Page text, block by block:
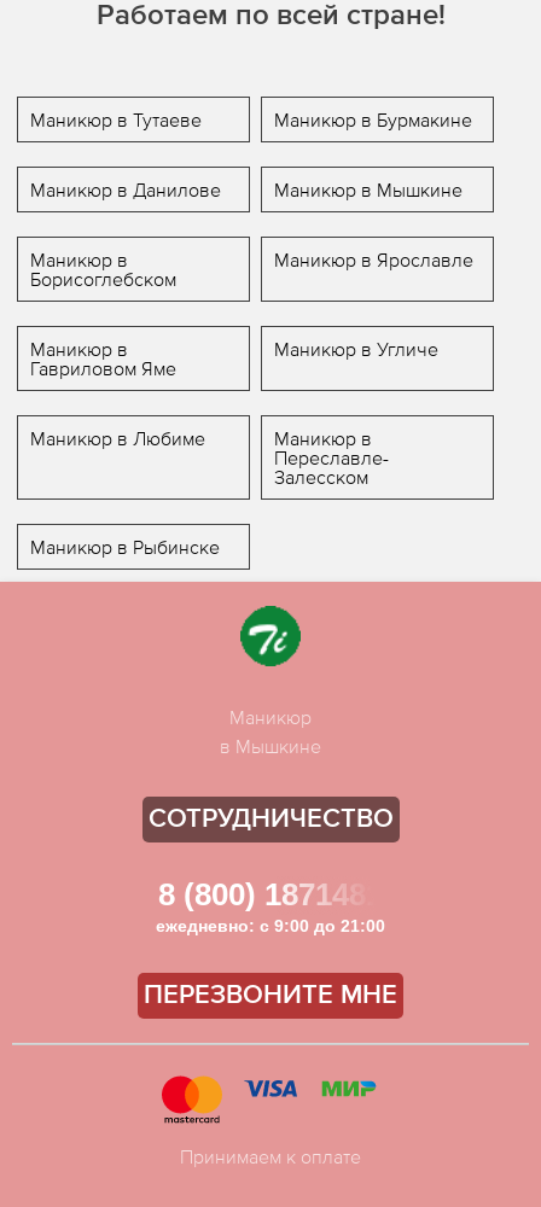
Работаем по всей стране!
Маникюр в Тутаеве Маникюр в Бурмакине
Маникюр в Данилове Маникюр в Мышкине
Маникюр в
Борисоглебском
Маникюр в Ярославле
Маникюр в
Гавриловом Яме
Маникюр в Угличе
Маникюр в Любиме
Маникюр в
Переславле-
Залесском
Маникюр в Рыбинске
Маникюр
в Мышкине
СОТРУДНИЧЕСТВО
8 (800) 1871481
ежедневно: с 9:00 до 21:00
ПЕРЕЗВОНИТЕ МНЕ
Принимаем к оплате